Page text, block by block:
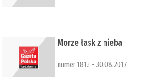
Morze łask z nieba
numer 1813 - 30.08.2017